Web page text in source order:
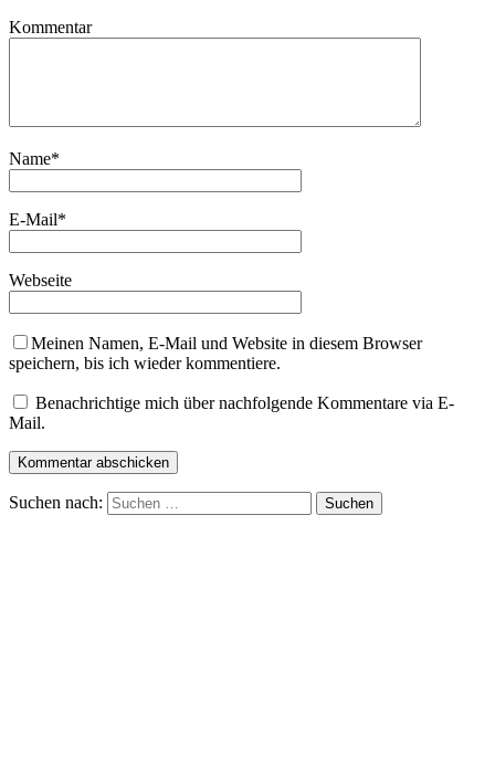
Kommentar
Name*
E-Mail*
Webseite
Meinen Namen, E-Mail und Website in diesem Browser
speichern, bis ich wieder kommentiere.
Benachrichtige mich über nachfolgende Kommentare via E-
Mail.
Suchen nach: